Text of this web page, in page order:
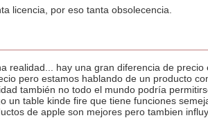
licencia, por eso tanta obsolecencia.
realidad... hay una gran diferencia de
pero estamos hablando de un producto
también no todo el mundo podría
un table kinde fire que tiene funciones
de apple son mejores pero tambien